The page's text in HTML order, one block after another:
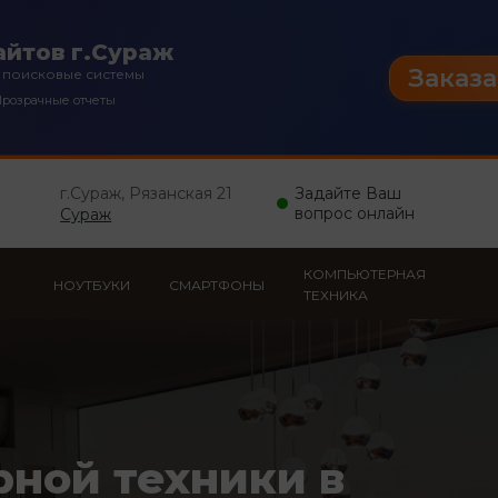
г.Сураж
системы
отчеты
г.Сураж, Рязанская 21
Сураж
Задайте Ваш
вопрос онлайн
НОУТБУКИ СМАРТФОНЫ
КОМПЬЮТЕРНАЯ
ТЕХНИКА
техники в